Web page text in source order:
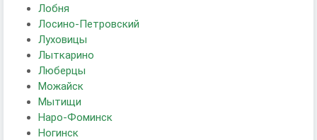
Лобня
Лосино-Петровский
Луховицы
Лыткарино
Люберцы
Можайск
Мытищи
Наро-Фоминск
Ногинск